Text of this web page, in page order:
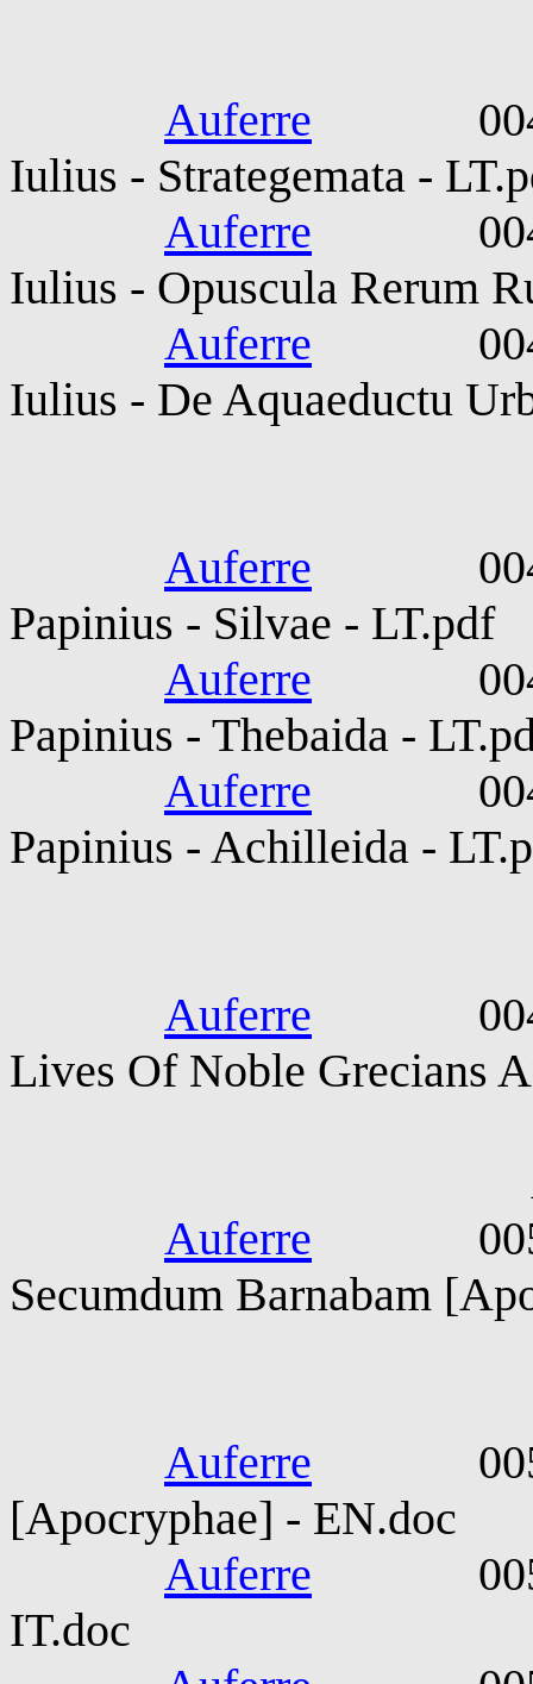
Auferre 0040-
Iulius - Strategemata -
Auferre 0040-
Iulius - Opuscula Rerum
Auferre 0040-
Iulius - De Aquaeductu
Auferre 0045-
Papinius - Silvae - LT.pdf
Auferre 0045-
Papinius - Thebaida -
Auferre 0045-
Papinius - Achilleida -
Auferre 0045-
Lives Of Noble Grecians
Auferre 0050-
Secumdum Barnabam
Auferre 0050-
[Apocryphae] - EN.doc
Auferre 0050-
IT.doc